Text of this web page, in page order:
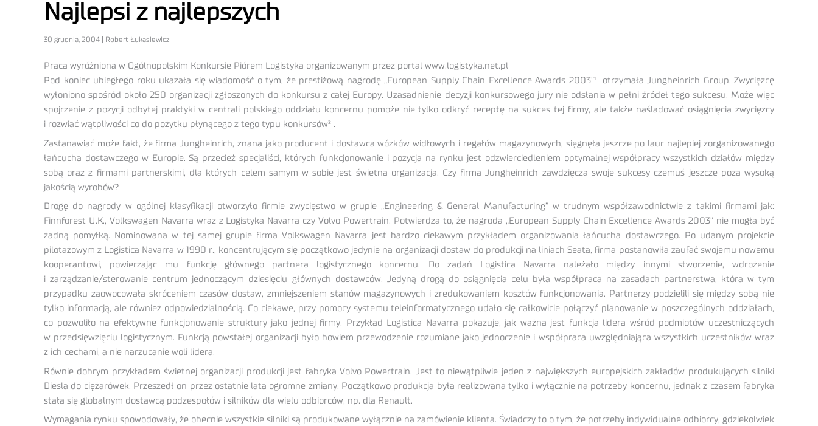
Najlepsi z najlepszych
30 grudnia, 2004 | Robert Łukasiewicz
Praca wyróżniona w Ogólnopolskim Konkursie Piórem Logistyka organizowanym przez portal www.logistyka.net.pl
Pod koniec ubiegłego roku ukazała się wiadomość o tym, że prestiżową nagrodę „European Supply Chain Excellence Awards 2003”¹
otrzymała Jungheinrich Group. Zwycięzcę
wyłoniono spośród około 250 organizacji zgłoszonych do konkursu z całej Europy. Uzasadnienie decyzji konkursowego jury nie odsłania w pełni źródeł tego sukcesu. Może więc
spojrzenie z pozycji odbytej praktyki w centrali polskiego oddziału koncernu pomoże nie tylko odkryć receptę na sukces tej firmy, ale także naśladować osiągnięcia zwycięzcy
i rozwiać wątpliwości co do pożytku płynącego z tego typu konkursów² .
Zastanawiać może fakt, że firma Jungheinrich, znana jako producent i dostawca wózków widłowych i regałów magazynowych, sięgnęła jeszcze po laur najlepiej zorganizowanego
łańcucha dostawczego w Europie. Są przecież specjaliści, których funkcjonowanie i pozycja na rynku jest odzwierciedleniem optymalnej współpracy wszystkich działów między
sobą oraz z firmami partnerskimi, dla których celem samym w sobie jest świetna organizacja. Czy firma Jungheinrich zawdzięcza swoje sukcesy czemuś jeszcze poza wysoką
jakością wyrobów?
Drogę do nagrody w ogólnej klasyfikacji otworzyło firmie zwycięstwo w grupie „Engineering & General Manufacturing” w trudnym współzawodnictwie z takimi firmami jak:
Finnforest U.K., Volkswagen Navarra wraz z Logistyka Navarra czy Volvo Powertrain. Potwierdza to, że nagroda „European Supply Chain Excellence Awards 2003” nie mogła być
żadną pomyłką. Nominowana w tej samej grupie firma Volkswagen Navarra jest bardzo ciekawym przykładem organizowania łańcucha dostawczego. Po udanym projekcie
pilotażowym z Logistica Navarra w 1990 r., koncentrującym się początkowo jedynie na organizacji dostaw do produkcji na liniach Seata, firma postanowiła zaufać swojemu nowemu
kooperantowi, powierzając mu funkcję głównego partnera logistycznego koncernu. Do zadań Logistica Navarra należało między innymi stworzenie, wdrożenie
i zarządzanie/sterowanie centrum jednoczącym dziesięciu głównych dostawców. Jedyną drogą do osiągnięcia celu była współpraca na zasadach partnerstwa, która w tym
przypadku zaowocowała skróceniem czasów dostaw, zmniejszeniem stanów magazynowych i zredukowaniem kosztów funkcjonowania. Partnerzy podzielili się między sobą nie
tylko informacją, ale również odpowiedzialnością. Co ciekawe, przy pomocy systemu teleinformatycznego udało się całkowicie połączyć planowanie w poszczególnych oddziałach,
co pozwoliło na efektywne funkcjonowanie struktury jako jednej firmy. Przykład Logistica Navarra pokazuje, jak ważna jest funkcja lidera wśród podmiotów uczestniczących
w przedsięwzięciu logistycznym. Funkcją powstałej organizacji było bowiem przewodzenie rozumiane jako jednoczenie i współpraca uwzględniająca wszystkich uczestników wraz
z ich cechami, a nie narzucanie woli lidera.
Równie dobrym przykładem świetnej organizacji produkcji jest fabryka Volvo Powertrain. Jest to niewątpliwie jeden z największych europejskich zakładów produkujących silniki
Diesla do ciężarówek. Przeszedł on przez ostatnie lata ogromne zmiany. Początkowo produkcja była realizowana tylko i wyłącznie na potrzeby koncernu, jednak z czasem fabryka
stała się globalnym dostawcą podzespołów i silników dla wielu odbiorców, np. dla Renault.
Wymagania rynku spowodowały, że obecnie wszystkie silniki są produkowane wyłącznie na zamówienie klienta. Świadczy to o tym, że potrzeby indywidualne odbiorcy, gdziekolwiek